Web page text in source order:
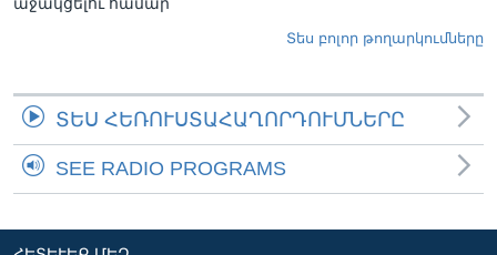
Տես բոլոր թողարկումները
ՏԵՍ ՀԵՌՈՒՍՏԱՀԱՂՈՐԴՈՒՄՆԵՐԸ
SEE RADIO PROGRAMS